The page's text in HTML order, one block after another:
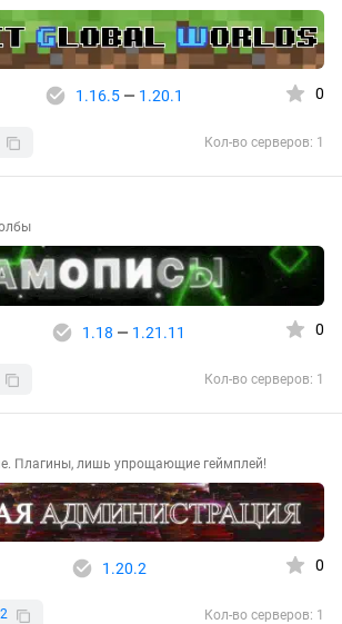
1.16.5— 1.20.1 0
Кол-во серверов: 1
1.18 — 1.21.11 0
Кол-во серверов: 1
Плагины, лишь упрощающие геймплей!
1.20.2 0
Кол-во серверов: 1